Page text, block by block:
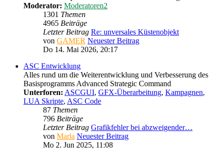
Moderator: Moderatoren2
1301 Themen
4965 Beiträge
Letzter Beitrag Re: unversales Küstenobjekt
von GAMER Neuester Beitrag
Do 14. Mai 2026, 20:17
ASC Entwicklung
Alles rund um die Weiterentwicklung und Verbesserung des
Basisprogramms Advanced Strategic Command
Unterforen: ASCGUI, GFX-Überarbeitung, Kampagnen,
LUA Skripte, ASC Code
87 Themen
796 Beiträge
Letzter Beitrag Grafikfehler bei abzweigender…
von Marla Neuester Beitrag
Mo 2. Jun 2025, 11:08